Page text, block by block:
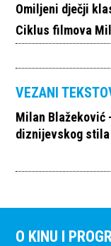
Omiljeni dječji
Ciklus filmova
VEZANI
Milan Blažeković
diznijevskog stila
O KINU I